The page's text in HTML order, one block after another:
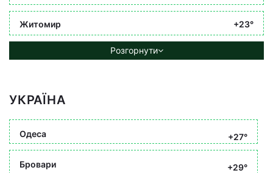
Житомир +23°
Розгорнути
УКРАЇНА
Одеса +27°
Бровари +29°